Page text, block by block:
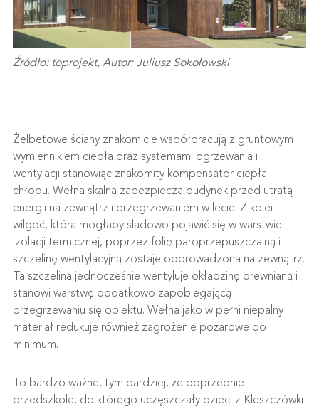
Źródło: toprojekt, Autor: Juliusz Sokołowski
Żelbetowe ściany znakomicie współpracują z gruntowym
wymiennikiem ciepła oraz systemami ogrzewania i
wentylacji stanowiąc znakomity kompensator ciepła i
chłodu. Wełna skalna zabezpiecza budynek przed utratą
energii na zewnątrz i przegrzewaniem w lecie. Z kolei
wilgoć, która mogłaby śladowo pojawić się w warstwie
izolacji termicznej, poprzez folię paroprzepuszczalną i
szczelinę wentylacyjną zostaje odprowadzona na zewnątrz.
Ta szczelina jednocześnie wentyluje okładzinę drewnianą i
stanowi warstwę dodatkowo zapobiegającą
przegrzewaniu się obiektu. Wełna jako w pełni niepalny
materiał redukuje również zagrożenie pożarowe do
minimum.
To bardzo ważne, tym bardziej, że poprzednie
przedszkole, do którego uczęszczały dzieci z Kleszczówki